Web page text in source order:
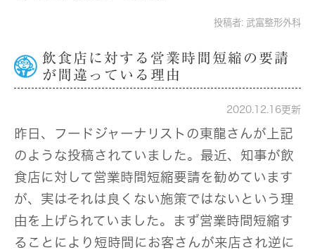
投稿者: 武富整形外科
飲食店に対する営業時間短縮の要請
が間違っている理由
2020.12.16更新
昨日、フードジャーナリストの東龍さんが上記
のような投稿されていました。最近、知事が飲
食店に対して営業時間短縮要請を勧めています
が、実はそれは良くない施策ではないという理
由を上げられていました。まず営業時間短縮す
ることにより短時間にお客さんが来店され逆に